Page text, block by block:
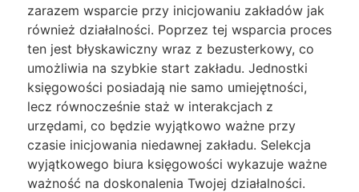
zarazem wsparcie przy inicjowaniu zakładów jak
również działalności. Poprzez tej wsparcia proces
ten jest błyskawiczny wraz z bezusterkowy, co
umożliwia na szybkie start zakładu. Jednostki
księgowości posiadają nie samo umiejętności,
lecz równocześnie staż w interakcjach z
urzędami, co będzie wyjątkowo ważne przy
czasie inicjowania niedawnej zakładu. Selekcja
wyjątkowego biura księgowości wykazuje ważne
ważność na doskonalenia Twojej działalności.